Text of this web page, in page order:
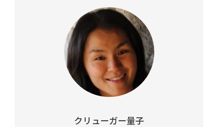
クリューガー量子